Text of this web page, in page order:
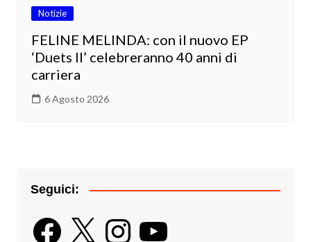
Notizie
FELINE MELINDA: con il nuovo EP
‘Duets II’ celebreranno 40 anni di
carriera
6 Agosto 2026
Seguici:
Facebook
X InstagramYouTube